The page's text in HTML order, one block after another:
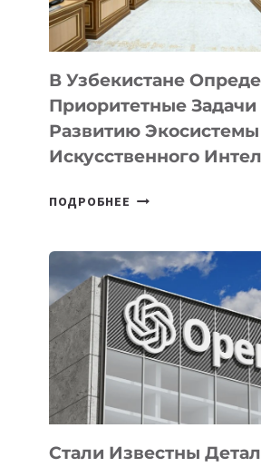
В Узбекистане
Приоритетные
Развитию Экосистемы
Искусственного
ПОДРОБНЕЕ
ПРИОРИТЕТНЫЕ
ЗАДАЧИ
ПО
РАЗВИТИЮ
ЭКОСИСТЕМЫ
ИСКУССТВЕННОГО
ИНТЕЛЛЕКТА
Стали Известны